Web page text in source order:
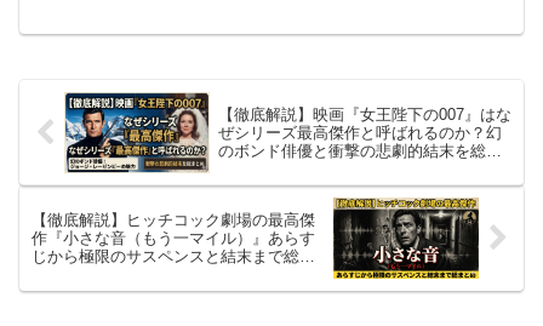
【徹底解説】映画『女王陛下の007』はな
ぜシリーズ最高傑作と呼ばれるのか？幻
のボンド俳優と衝撃の悲劇的結末を総ま
【徹底解説】ヒッチコック劇場の最高傑
作『小さな音（もう一マイル）』あらす
じから極限のサスペンスと結末まで総ま